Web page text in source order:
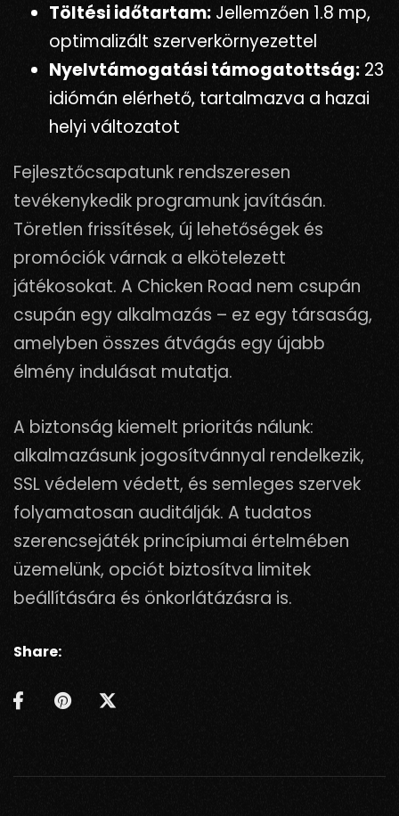
Töltési időtartam: Jellemzően 1.8 mp,
optimalizált szerverkörnyezettel
Nyelvtámogatási támogatottság: 23
idiómán elérhető, tartalmazva a hazai
helyi változatot
Fejlesztőcsapatunk rendszeresen
tevékenykedik programunk javításán.
Töretlen frissítések, új lehetőségek és
promóciók várnak a elkötelezett
játékosokat. A Chicken Road nem csupán
csupán egy alkalmazás – ez egy társaság,
amelyben összes átvágás egy újabb
élmény indulásat mutatja.
A biztonság kiemelt prioritás nálunk:
alkalmazásunk jogosítvánnyal rendelkezik,
SSL védelem védett, és semleges szervek
folyamatosan auditálják. A tudatos
szerencsejáték princípiumai értelmében
üzemelünk, opciót biztosítva limitek
beállítására és önkorlátázásra is.
Share: